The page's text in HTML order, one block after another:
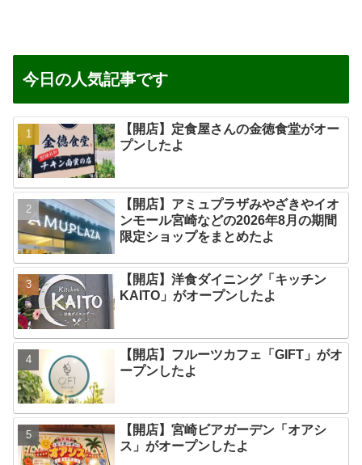
今日の人気記事です
【開店】定食屋さんの金徳食堂がオー
プンしたよ
【開店】アミュプラザみやざきやイオ
ンモール宮崎などの2026年8月の期間
限定ショップをまとめたよ
【開店】洋食ダイニング「キッチン
KAITO」がオープンしたよ
【開店】フルーツカフェ「GIFT」がオ
ープンしたよ
【開店】宮崎ビアガーデン「オアシ
ス」がオープンしたよ